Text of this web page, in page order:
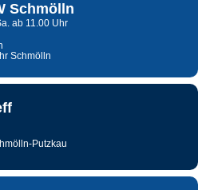
Schmölln
ab 11.00 Uhr
Schmölln
Putzkau